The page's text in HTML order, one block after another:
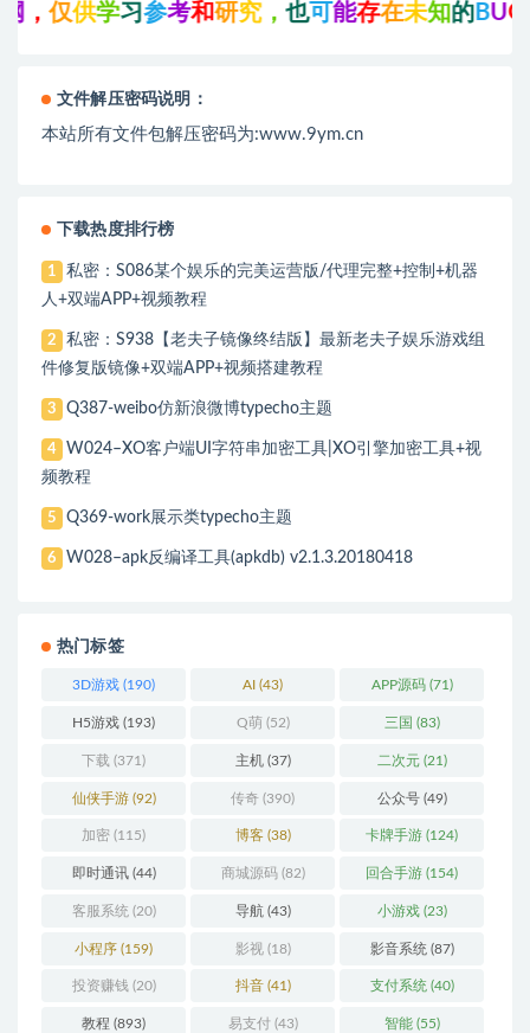
仅供学习参考和研究，也可能存在未知的BUG与
文件解压密码说明：
本站所有文件包解压密码为:www.9ym.cn
下载热度排行榜
1
私密：S086某个娱乐的完美运营版/代理完整+控制+机器
人+双端APP+视频教程
2
私密：S938【老夫子镜像终结版】最新老夫子娱乐游戏组
件修复版镜像+双端APP+视频搭建教程
3 Q387-weibo仿新浪微博typecho主题
4
W024–XO客户端UI字符串加密工具|XO引擎加密工具+视
频教程
5 Q369-work展示类typecho主题
6 W028–apk反编译工具(apkdb) v2.1.3.20180418
热门标签
3D游戏 (190) AI (43) APP源码(71)
H5游戏 (193) Q萌(52) 三国 (83)
下载 (371) 主机(37) 二次元(21)
仙侠手游(92) 传奇 (390) 公众号(49)
加密 (115) 博客(38) 卡牌手游 (124)
即时通讯(44) 商城源码(82) 回合手游 (154)
客服系统 (20) 导航(43) 小游戏(23)
小程序 (159) 影视(18) 影音系统 (87)
投资赚钱 (20) 抖音(41) 支付系统 (40)
教程 (893) 易支付(43) 智能(55)